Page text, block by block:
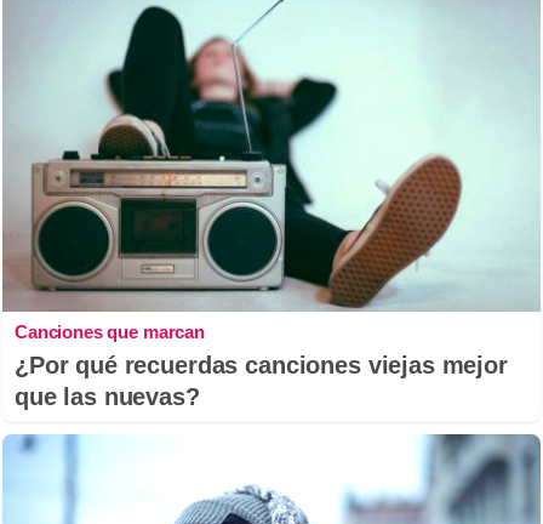
Canciones que marcan
¿Por qué recuerdas canciones viejas mejor
que las nuevas?